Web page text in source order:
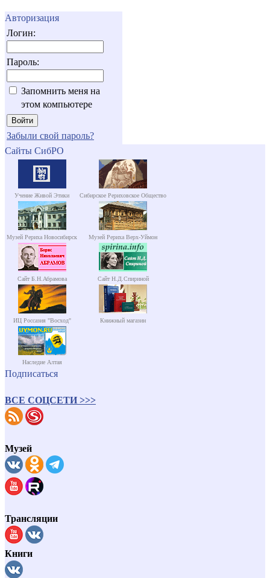
Авторизация
Логин:
Пароль:
Запомнить меня на
этом компьютере
Забыли свой пароль?
Сайты СибРО
Учение Живой Этики Сибирское Рериховское Общество
Музей Рериха Новосибирск Музей Рериха Верх-Уймон
Сайт Б.Н.Абрамова Сайт Н.Д.Спириной
ИЦ Россазия "Восход" Книжный магазин
Наследие Алтая
Подписаться
ВСЕ СОЦСЕТИ >>>
Музей
Трансляции
Книги